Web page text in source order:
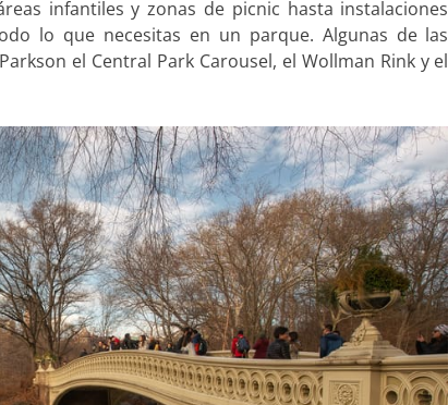
infantiles y zonas de picnic hasta instalaciones
lo que necesitas en un parque. Algunas de las
Parkson el Central Park Carousel, el Wollman Rink y el